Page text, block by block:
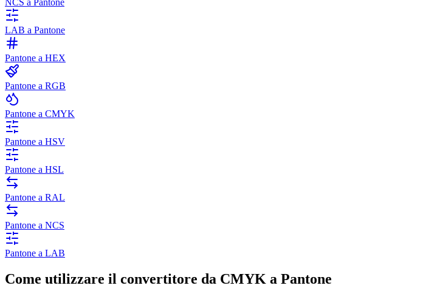
LAB a Pantone
Pantone a HEX
Pantone a RGB
Pantone a CMYK
Pantone a HSV
Pantone a HSL
Pantone a RAL
Pantone a NCS
Pantone a LAB
Come utilizzare il convertitore da CMYK a Pantone